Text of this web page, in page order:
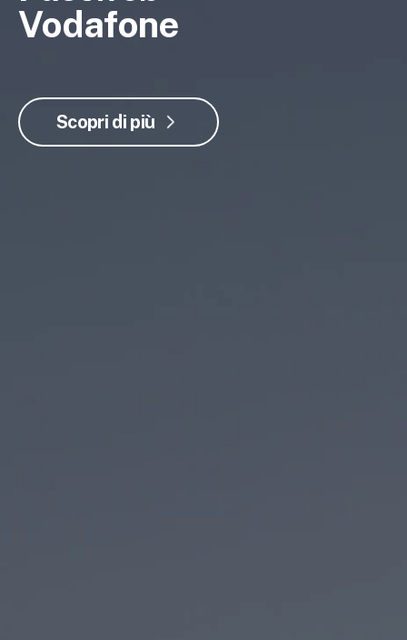
Vodafone
Scopri di più